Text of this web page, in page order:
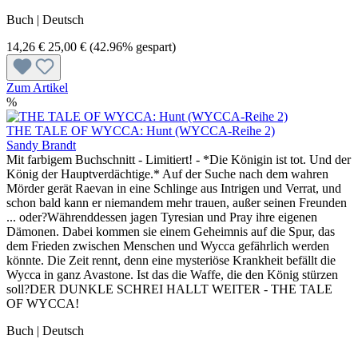
Buch | Deutsch
14,26 € 25,00 € (42.96% gespart)
Zum Artikel
%
THE TALE OF WYCCA: Hunt (WYCCA-Reihe 2)
Sandy Brandt
Mit farbigem Buchschnitt - Limitiert! - *Die Königin ist tot. Und der
König der Hauptverdächtige.* Auf der Suche nach dem wahren
Mörder gerät Raevan in eine Schlinge aus Intrigen und Verrat, und
schon bald kann er niemandem mehr trauen, außer seinen Freunden
... oder?Währenddessen jagen Tyresian und Pray ihre eigenen
Dämonen. Dabei kommen sie einem Geheimnis auf die Spur, das
dem Frieden zwischen Menschen und Wycca gefährlich werden
könnte. Die Zeit rennt, denn eine mysteriöse Krankheit befällt die
Wycca in ganz Avastone. Ist das die Waffe, die den König stürzen
soll?DER DUNKLE SCHREI HALLT WEITER - THE TALE
OF WYCCA!
Buch | Deutsch